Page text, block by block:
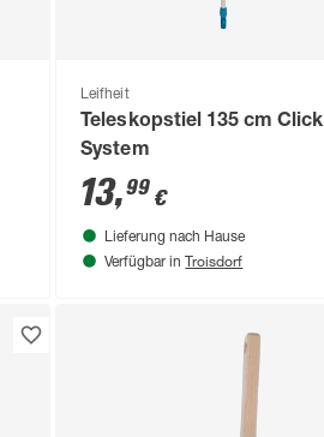
Leifheit
Teleskopstiel 135 cm Click
System
13,99 €
Lieferung nach Hause
Verfügbar in Troisdorf